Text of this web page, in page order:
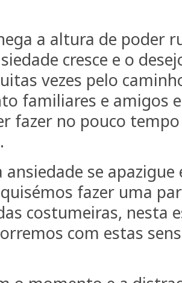
a altura de poder
cresce e o
vezes pelo
familiares e amigos
fazer no pouco
ansiedade se apazigue
fazer uma
costumeiras, nesta
com estas